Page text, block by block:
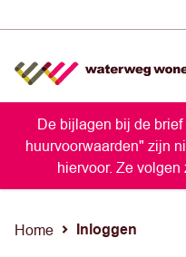
De bijlagen bij de
huurvoorwaarden" zijn
hiervoor. Ze volgen
Home Inloggen